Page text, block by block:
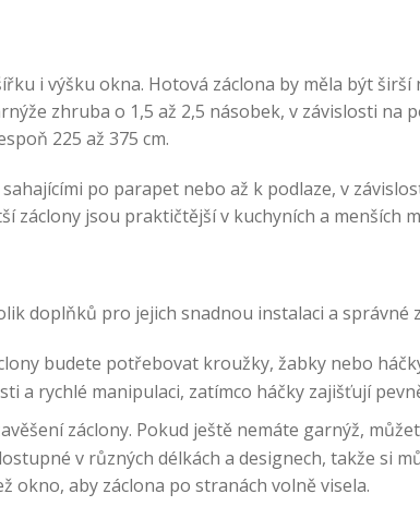
i výšku okna. Hotová záclona by měla být
zhruba o 1,5 až 2,5 násobek, v závislosti na
225 až 375 cm.
po parapet nebo až k podlaze, v
záclony jsou praktičtější v kuchyních a menších
doplňků pro jejich snadnou instalaci a správné
budete potřebovat kroužky, žabky nebo
a rychlé manipulaci, zatímco háčky zajišťují
záclony. Pokud ještě nemáte garnýž,
v různých délkách a designech, takže si
okno, aby záclona po stranách volně visela.